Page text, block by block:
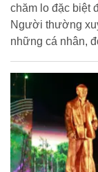
chăm lo đặc biệt
Người thường
những cá nhân,